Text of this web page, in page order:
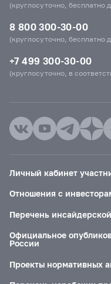
(круглосуточно, бесплатно
8 800 300-30-00
(круглосуточно, бесплатно
+7 499 300-30-00
(круглосуточно, в
Личный кабинет
Отношения с
Перечень
Официальное
России
Проекты нормативных